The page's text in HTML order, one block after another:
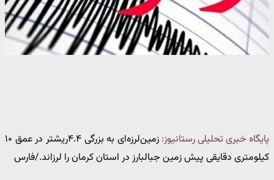
پایگاه خبری تحلیلی رستانیوز:
زمین‌لرزه‌ای به بزرگی ۴.۴ریشتر در عمق ۱۰
کیلومتری دقایقی پیش زمین جبالبارز در استان کرمان را لرزاند./فارس